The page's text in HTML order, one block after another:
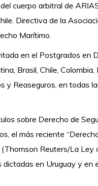
cuerpo arbitral de
Directiva de la
Marítimo.
en el Postgrados en
Brasil, Chile,
y Reaseguros, en todas
sobre Derecho de
el más reciente
Reuters/La
en Uruguay y en